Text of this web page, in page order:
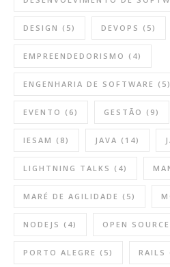
DESIGN (5) DEVOPS (5)
EMPREENDEDORISMO (4)
ENGENHARIA DE SOFTWARE (5)
EVENTO (6) GESTÃO (9)
IESAM (8) JAVA (14)
LIGHTNING TALKS (4)
MARÉ DE AGILIDADE (5)
NODEJS (4) OPEN SOURCE
PORTO ALEGRE (5) RAILS